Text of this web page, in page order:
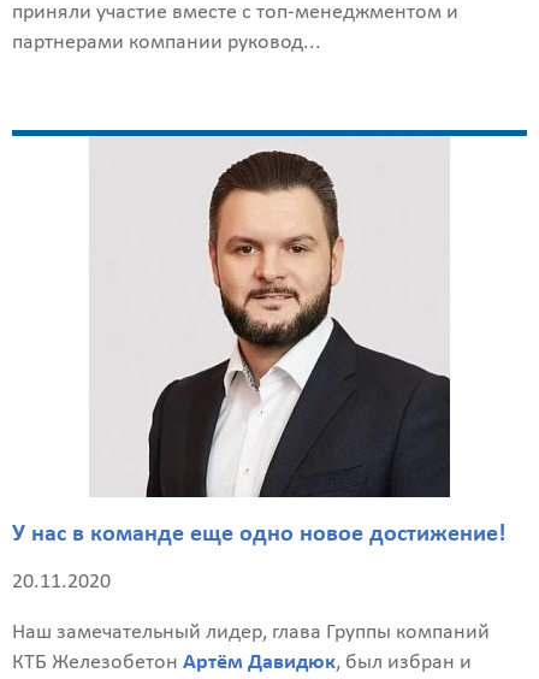
приняли участие вместе с топ-менеджментом и
партнерами компании руковод...
У нас в команде еще одно новое достижение!
20.11.2020
Наш замечательный лидер, глава Группы компаний
КТБ Железобетон Артём Давидюк, был избран и